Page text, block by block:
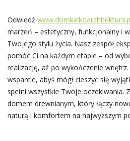
Odwiedź
marzeń – estetyczny, funkcjonalny i
Twojego stylu życia. Nasz zespół
pomóc Ci na każdym etapie – od
realizację, aż po wykończenie wnętrz.
wsparcie, abyś mógł cieszyć się
spełni wszystkie Twoje oczekiwania.
domem drewnianym, który łączy
naturą i komfortem na najwyższym